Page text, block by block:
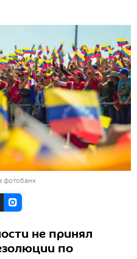
фотобанк
не принял
по